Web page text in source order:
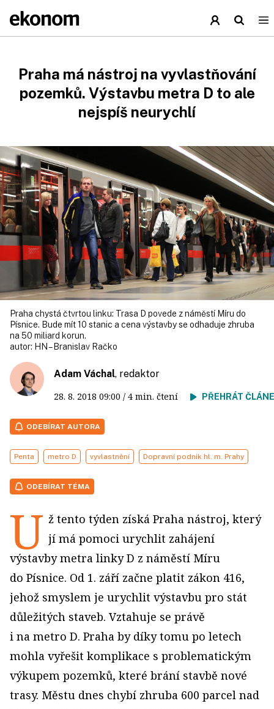
Praha má nástroj na vyvlastňování
pozemků. Výstavbu metra D to ale
nejspíš neurychlí
Praha chystá čtvrtou linku: Trasa D povede z náměstí Míru do
Písnice. Bude mít 10 stanic a cena výstavby se odhaduje zhruba
na 50 miliard korun.
autor: HN – Branislav Račko
Adam Váchal, redaktor
28. 8. 2018 09:00 / 4 min. čtení PŘEHRÁT
ODEBÍRAT AUTORA
Penta metro D vyvlastnění Dopravní podnik hl. m. Prahy
ODEBÍRAT TÉMA
U ž tento týden získá Praha nástroj, který
jí má pomoci urychlit zahájení
výstavby metra linky D z náměstí Míru
do Písnice. Od 1. září začne platit zákon 416,
jehož smyslem je urychlit výstavbu pro stát
důležitých staveb. Vztahuje se právě
i na metro D. Praha by díky tomu po letech
mohla vyřešit komplikace s problematickým
výkupem pozemků, které brání stavbě nové
trasy. Městu dnes chybí zhruba 600 parcel nad